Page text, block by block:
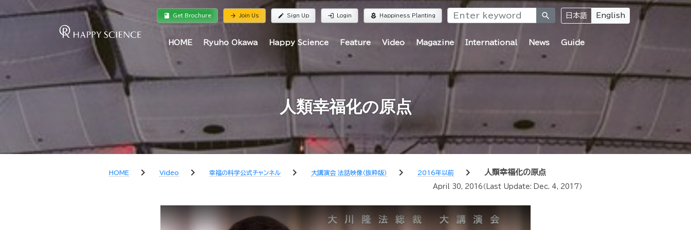
book Get Brochure arrow_forward Join Us edit Sign Up login Login local_florist Happiness Planting search 日本語 English
HOME Ryuho Okawa Happy Science Feature Video Magazine International News Guide
人類幸福化の原点
HOME chevron_right Video chevron_right 幸福の科学公式チャンネル chevron_right 大講演会 法話映像（抜粋版） chevron_right 2016年以前 chevron_right 人類幸福化の原点
April 30, 2016 （Last Update: Dec. 4, 2017 ）